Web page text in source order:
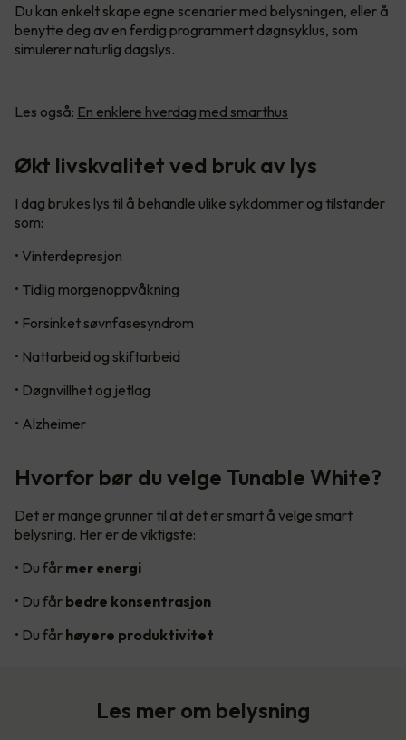
Du kan enkelt skape egne scenarier med belysningen, eller å
benytte deg av en ferdig programmert døgnsyklus, som
simulerer naturlig dagslys.
Les også: En enklere hverdag med smarthus
Økt livskvalitet ved bruk av lys
I dag brukes lys til å behandle ulike sykdommer og tilstander
som:
• Vinterdepresjon
• Tidlig morgenoppvåkning
• Forsinket søvnfasesyndrom
• Nattarbeid og skiftarbeid
• Døgnvillhet og jetlag
• Alzheimer
Hvorfor bør du velge Tunable White?
Det er mange grunner til at det er smart å velge smart
belysning. Her er de viktigste:
• Du får mer energi
• Du får bedre konsentrasjon
• Du får høyere produktivitet
Les mer om belysning